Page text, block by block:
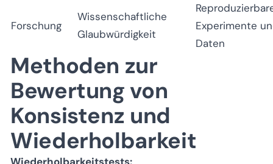
Forschung
Wissenschaftliche
Glaubwürdigkeit
Experimente
Daten
Methoden zur
Bewertung von
Konsistenz und
Wiederholbarkeit
Wiederholbarkeitstests: